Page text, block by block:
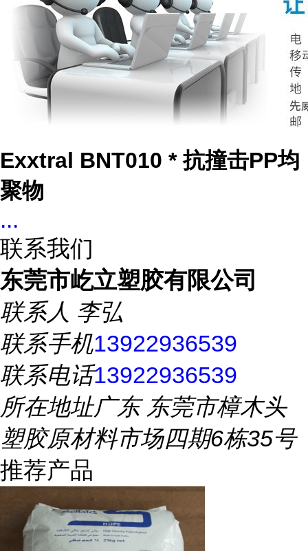
Exxtral BNT010 * 抗撞击PP均
聚物
...
联系我们
东莞市屹立塑胶有限公司
联系人 李弘
联系手机13922936539
联系电话13922936539
所在地址广东 东莞市樟木头
塑胶原材料市场四期6栋35号
推荐产品